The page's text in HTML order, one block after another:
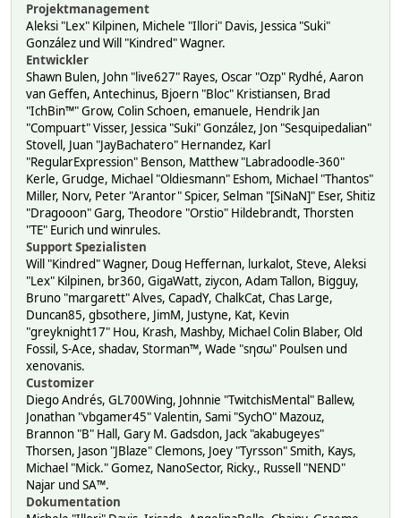
Projektmanagement
Aleksi "Lex" Kilpinen, Michele "Illori" Davis, Jessica "Suki"
González und Will "Kindred" Wagner.
Entwickler
Shawn Bulen, John "live627" Rayes, Oscar "Ozp" Rydhé, Aaron
van Geffen, Antechinus, Bjoern "Bloc" Kristiansen, Brad
"IchBin™" Grow, Colin Schoen, emanuele, Hendrik Jan
"Compuart" Visser, Jessica "Suki" González, Jon "Sesquipedalian"
Stovell, Juan "JayBachatero" Hernandez, Karl
"RegularExpression" Benson, Matthew "Labradoodle-360"
Kerle, Grudge, Michael "Oldiesmann" Eshom, Michael "Thantos"
Miller, Norv, Peter "Arantor" Spicer, Selman "[SiNaN]" Eser, Shitiz
"Dragooon" Garg, Theodore "Orstio" Hildebrandt, Thorsten
"TE" Eurich und winrules.
Support Spezialisten
Will "Kindred" Wagner, Doug Heffernan, lurkalot, Steve, Aleksi
"Lex" Kilpinen, br360, GigaWatt, ziycon, Adam Tallon, Bigguy,
Bruno "margarett" Alves, CapadY, ChalkCat, Chas Large,
Duncan85, gbsothere, JimM, Justyne, Kat, Kevin
"greyknight17" Hou, Krash, Mashby, Michael Colin Blaber, Old
Fossil, S-Ace, shadav, Storman™, Wade "sησω" Poulsen und
xenovanis.
Customizer
Diego Andrés, GL700Wing, Johnnie "TwitchisMental" Ballew,
Jonathan "vbgamer45" Valentin, Sami "SychO" Mazouz,
Brannon "B" Hall, Gary M. Gadsdon, Jack "akabugeyes"
Thorsen, Jason "JBlaze" Clemons, Joey "Tyrsson" Smith, Kays,
Michael "Mick." Gomez, NanoSector, Ricky., Russell "NEND"
Najar und SA™.
Dokumentation